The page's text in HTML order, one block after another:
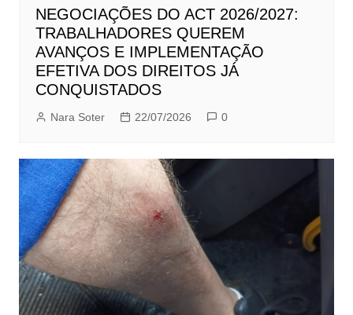
NEGOCIAÇÕES DO ACT 2026/2027:
TRABALHADORES QUEREM
AVANÇOS E IMPLEMENTAÇÃO
EFETIVA DOS DIREITOS JÁ
CONQUISTADOS
Nara Soter 22/07/2026 0